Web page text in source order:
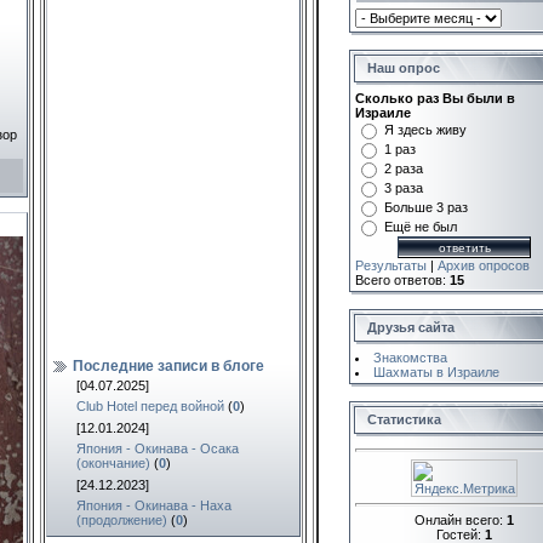
Последние записи в блоге
[04.07.2025]
Club Hotel перед войной (0)
[12.01.2024]
Япония - Окинава - Осака
(окончание) (0)
[24.12.2023]
Япония - Окинава - Наха
(продолжение) (0)
Наш опрос
Сколько раз Вы были в
Израиле
Я здесь живу
1 раз
2 раза
3 раза
Больше 3 раз
Ещё не был
Результаты | Архив опросов
Всего ответов: 15
Друзья сайта
Знакомства
Шахматы в Израиле
Статистика
Онлайн всего: 1
Гостей: 1